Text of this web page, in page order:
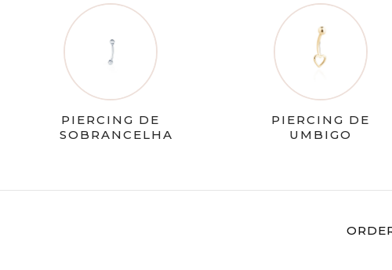
PIERCING DE
SOBRANCELHA
PIERCING DE
UMBIGO